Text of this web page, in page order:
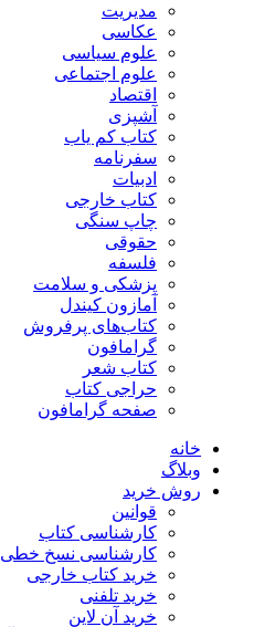
مدیریت
عکاسی
علوم سیاسی
علوم اجتماعی
اقتصاد
آشپزی
کتاب کم یاب
سفرنامه
ادبیات
کتاب خارجی
چاپ سنگی
حقوقی
فلسفه
پزشکی و سلامت
آمازون کیندل
کتاب‌های پرفروش
گرامافون
کتاب شعر
حراجی کتاب
صفحه گرامافون
خانه
وبلاگ
روش خرید
قوانین
کارشناسی کتاب
کارشناسی نسخ خطی
خرید کتاب خارجی
خرید تلفنی
خرید آن لاین